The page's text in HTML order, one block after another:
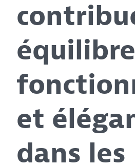
et
dans les